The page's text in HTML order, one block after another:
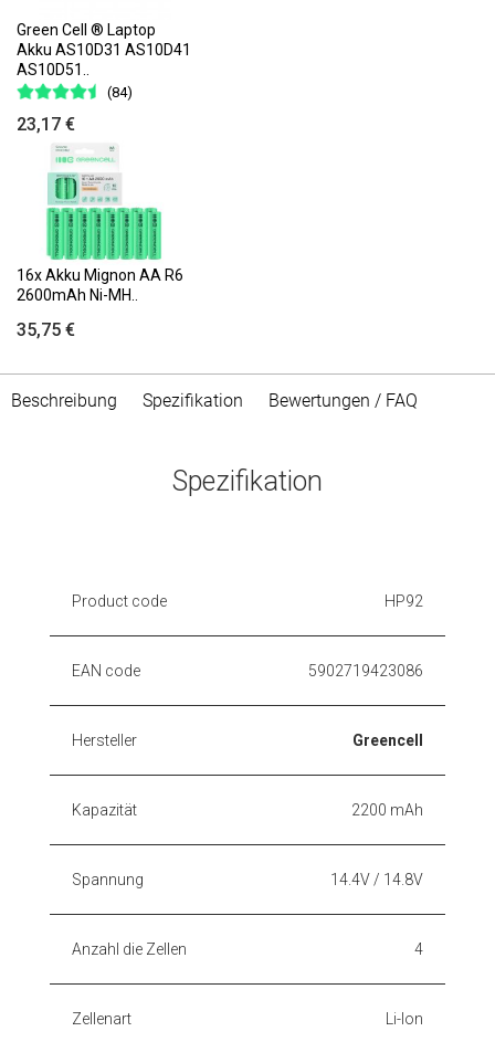
Green Cell ® Laptop
Akku AS10D31 AS10D41
AS10D51..
(84)
23,17 €
16x Akku Mignon AA R6
2600mAh Ni-MH..
35,75 €
Beschreibung Spezifikation Bewertungen / FAQ
Spezifikation
Product code HP92
EAN code 5902719423086
Hersteller Greencell
Kapazität 2200 mAh
Spannung 14.4V / 14.8V
Anzahl die Zellen 4
Zellenart Li-Ion